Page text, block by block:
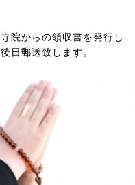
院からの領収書を発行し
日郵送致します。